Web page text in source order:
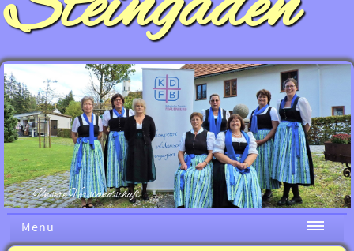
Unsere Vorstandschaft
Menu